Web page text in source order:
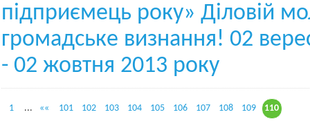
підприємець року» Діловій
громадське визнання! 02
- 02 жовтня 2013 року
1 ... «« 101 102 103 104 105 106 107 108 109 110